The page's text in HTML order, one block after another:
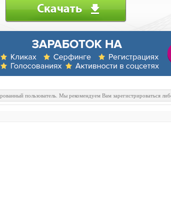
пользователь. Мы рекомендуем Вам зарегистрироваться